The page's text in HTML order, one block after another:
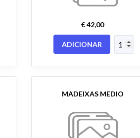
€ 42,00
ADICIONAR
MADEIXAS MEDIO